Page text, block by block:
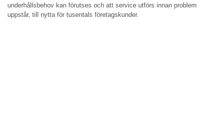
underhållsbehov kan förutses och att service utförs innan problem
uppstår, till nytta för tusentals företagskunder.